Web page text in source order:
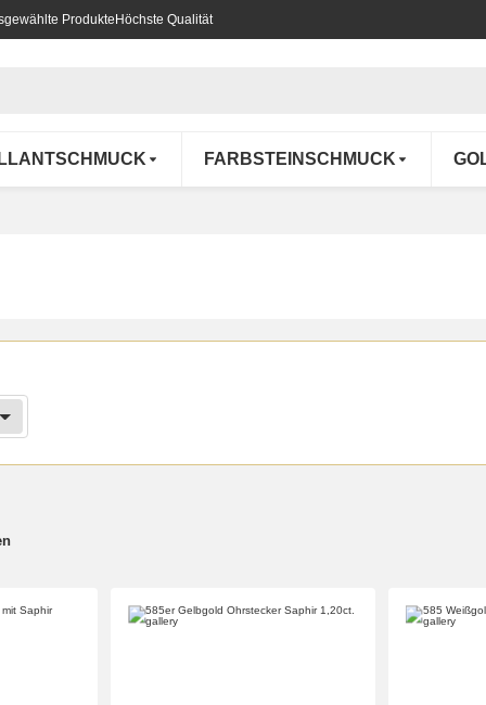
Produkte Höchste Qualität
FARBSTEINSCHMUCK